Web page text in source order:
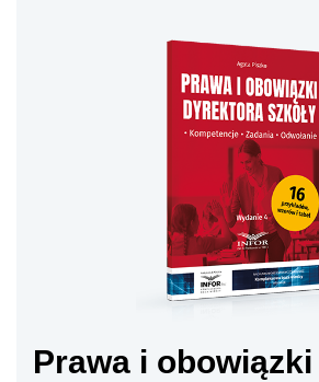
Prawa i obowiązki